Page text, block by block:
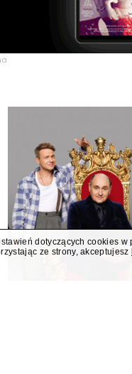
dotyczących cookies w
ze strony, akceptujesz